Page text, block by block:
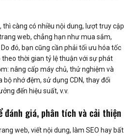
càng có nhiều nội dung, lượt truy cập
web, chẳng hạn như mua sắm,
đó, bạn cũng cần phải tối ưu hóa tốc
thời gian tỷ lệ thuận với sự phát
nâng cấp máy chủ, thử nghiệm và
bộ nhớ đệm, sử dụng CDN, thay đổi
đến hiệu suất, v.v.
đánh giá, phân tích và cải thiện
web, viết nội dung, làm SEO hay bất